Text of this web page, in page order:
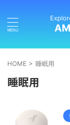
HOME > 睡眠用
睡眠用